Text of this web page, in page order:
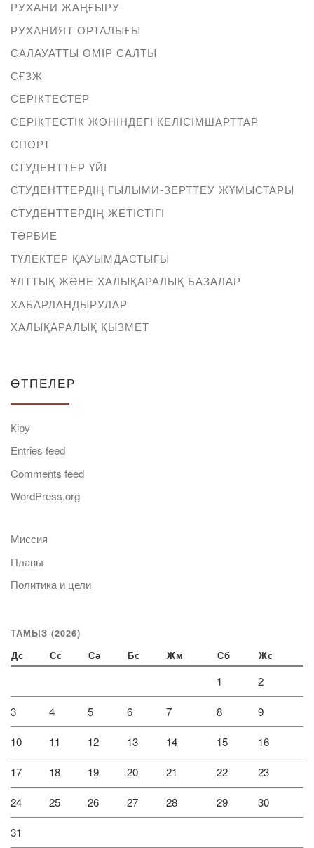
РУХАНИ ЖАҢҒЫРУ
РУХАНИЯТ ОРТАЛЫҒЫ
САЛАУАТТЫ ӨМІР САЛТЫ
СҒЗЖ
СЕРІКТЕСТЕР
СЕРІКТЕСТІК ЖӨНІНДЕГІ КЕЛІСІМШАРТТАР
СПОРТ
СТУДЕНТТЕР ҮЙІ
СТУДЕНТТЕРДІҢ ҒЫЛЫМИ-ЗЕРТТЕУ ЖҰМЫСТАРЫ
СТУДЕНТТЕРДІҢ ЖЕТІСТІГІ
ТӘРБИЕ
ТҮЛЕКТЕР ҚАУЫМДАСТЫҒЫ
ҰЛТТЫҚ ЖӘНЕ ХАЛЫҚАРАЛЫҚ БАЗАЛАР
ХАБАРЛАНДЫРУЛАР
ХАЛЫҚАРАЛЫҚ ҚЫЗМЕТ
ӨТПЕЛЕР
Кіру
Entries feed
Comments feed
WordPress.org
Миссия
Планы
Политика и цели
ТАМЫЗ (2026)
Дс Сс Сә Бс Жм Сб Жс
1 2
3 4 5 6 7 8 9
10 11 12 13 14 15 16
17 18 19 20 21 22 23
24 25 26 27 28 29 30
31